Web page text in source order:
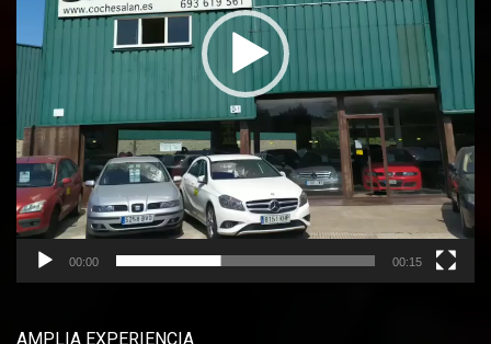
00:00 00:15
AMPLIA EXPERIENCIA